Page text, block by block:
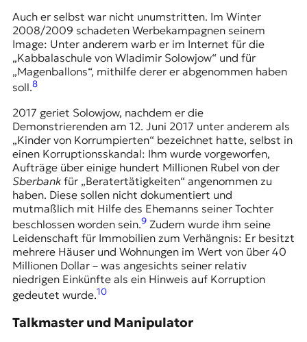
Auch er selbst war nicht unumstritten. Im Winter
2008/2009 schadeten Werbekampagnen seinem
Image: Unter anderem warb er im Internet für die
„Kabbalaschule von Wladimir Solowjow“ und für
„Magenballons“, mithilfe derer er abgenommen haben
soll.8
2017 geriet Solowjow, nachdem er die
Demonstrierenden am 12. Juni 2017 unter anderem als
„Kinder von Korrumpierten“ bezeichnet hatte, selbst in
einen Korruptionsskandal: Ihm wurde vorgeworfen,
Aufträge über einige hundert Millionen Rubel von der
Sberbank für „Beratertätigkeiten“ angenommen zu
haben. Diese sollen nicht dokumentiert und
mutmaßlich mit Hilfe des Ehemanns seiner Tochter
beschlossen worden sein.9Zudem wurde ihm seine
Leidenschaft für Immobilien zum Verhängnis: Er besitzt
mehrere Häuser und Wohnungen im Wert von über 40
Millionen Dollar – was angesichts seiner relativ
niedrigen Einkünfte als ein Hinweis auf Korruption
gedeutet wurde.10
Talkmaster und Manipulator